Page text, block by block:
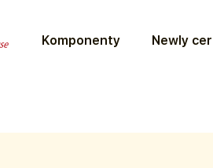
Komponenty Newly